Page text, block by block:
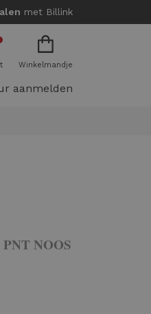
met Billink
Winkelmandje
aanmelden
NOOS